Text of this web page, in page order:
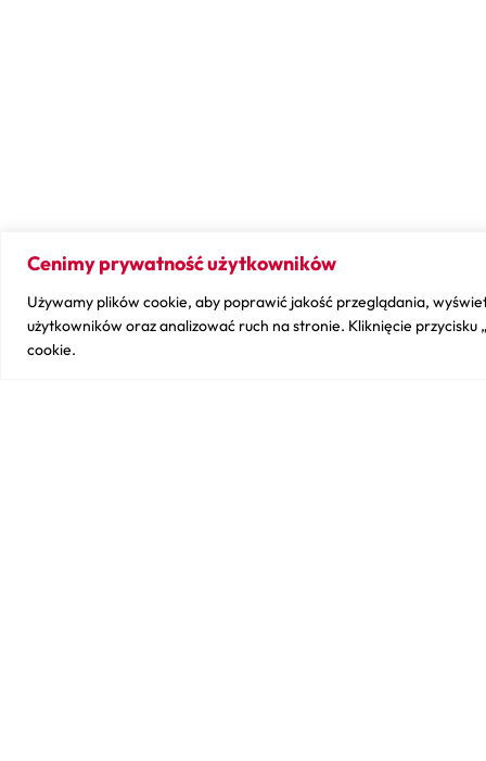
Cenimy prywatność użytkowników
Używamy plików cookie, aby poprawić jakość przeglądania,
użytkowników oraz analizować ruch na stronie. Kliknięcie
cookie.